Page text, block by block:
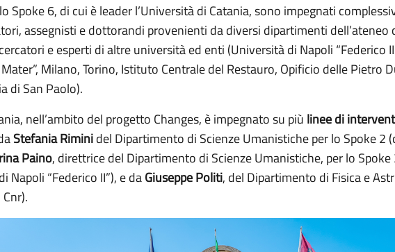
Spoke 6, di cui è leader l’Università di Catania, sono impegnati
assegnisti e dottorandi provenienti da diversi dipartimenti dell’ateneo
e esperti di altre università ed enti (Università di Napoli “Federico
Milano, Torino, Istituto Centrale del Restauro, Opificio delle Pietro
di San Paolo).
nell’ambito del progetto Changes, è impegnato su più linee di
Stefania Riminidel Dipartimento di Scienze Umanistiche per lo Spoke 2
Paino, direttrice del Dipartimento di Scienze Umanistiche, per lo
Napoli “Federico II”), e daGiuseppe Politi, del Dipartimento di Fisica e